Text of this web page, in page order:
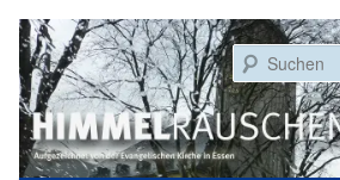
primären
Inhalt
springen
sekundären
Inhalt
springen
Himmelrauschen
Aufgezeichnet von der Evangelischen